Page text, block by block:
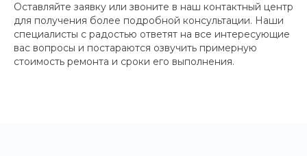
Оставляйте заявку или звоните в наш контактный центр
для получения более подробной консультации. Наши
специалисты с радостью ответят на все интересующие
вас вопросы и постараются озвучить примерную
стоимость ремонта и сроки его выполнения.